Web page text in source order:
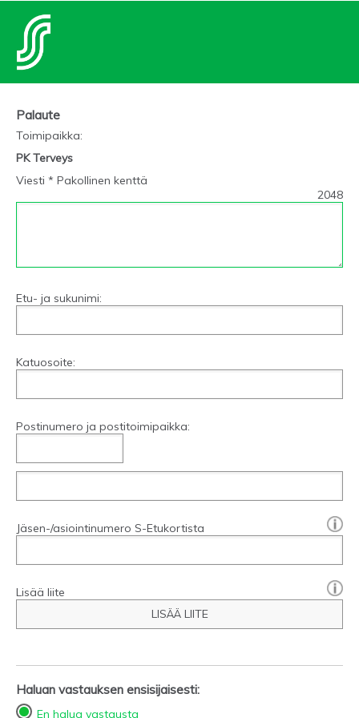
Palaute
Toimipaikka:
PK Terveys
Viesti * Pakollinen kenttä
2048
Etu- ja sukunimi:
Katuosoite:
Postinumero ja postitoimipaikka:
Jäsen-/asiointinumero S-Etukortista
Lisää liite
LISÄÄ LIITE
Haluan vastauksen ensisijaisesti:
En halua vastausta